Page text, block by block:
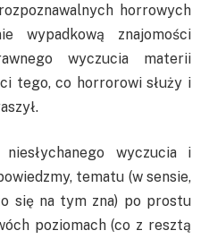
horrowych
wypadkową znajomości
wyczucia materii
tego, co horrorowi służy i
wyczucia i
tematu (w sensie,
się na tym zna) po prostu
poziomach (co z resztą